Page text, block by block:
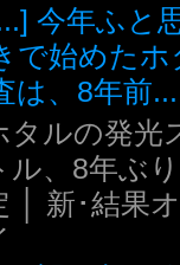
今年ふと
で始めたホ
は、8年前...
タルの発光
ル、8年ぶ
│ 新･結果